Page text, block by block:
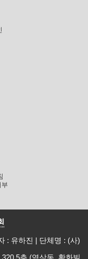
부
: 유하진 | 단체명 : (사)